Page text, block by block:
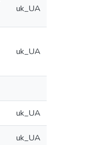
uk_UA
uk_UA
uk_UA
uk_UA